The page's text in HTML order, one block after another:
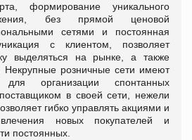
формирование уникального
без прямой ценовой
сетями и постоянная
с клиентом, позволяет
выделяться на рынке, а также
розничные сети имеют
организации спонтанных
в своей сети, нежели
гибко управлять акциями и
новых покупателей и
постоянных.